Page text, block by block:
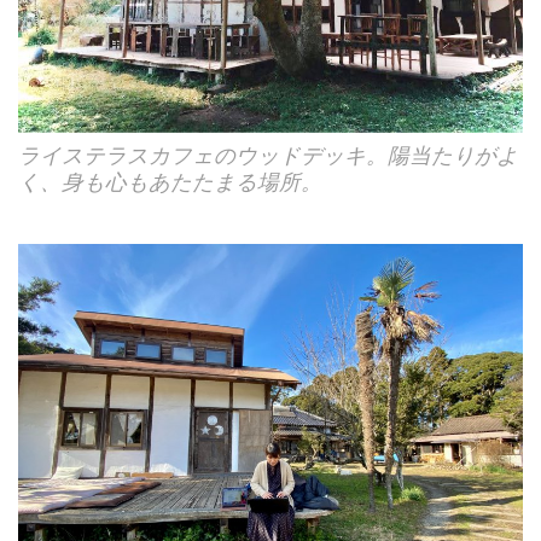
ライステラスカフェのウッドデッキ。陽当たりがよ
く、身も心もあたたまる場所。